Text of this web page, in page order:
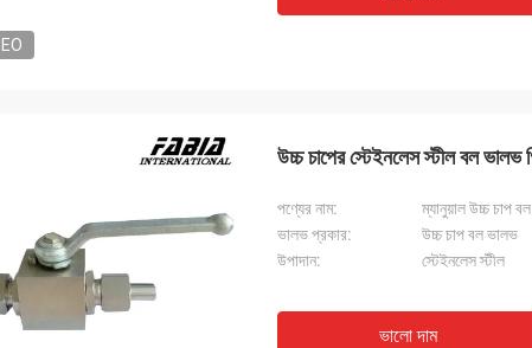
উচ্চ চাপের স্টেইনলেস স্টীল বল ভালভ
পণ্যের নাম:
ম্যানুয়াল উচ্চ চাপ
ভালভ প্রকার:
উচ্চ চাপ বল ভালভ
উপাদান:
স্টেইনলেস স্টীল
ভালো দাম